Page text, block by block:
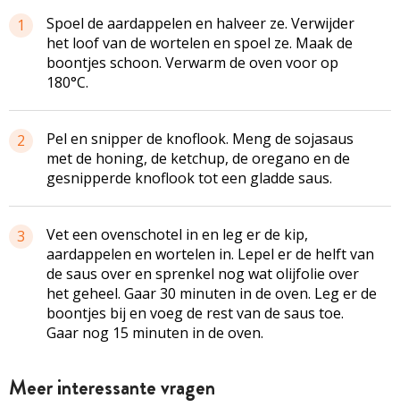
1
Spoel de aardappelen en halveer ze. Verwijder
het loof van de wortelen en spoel ze. Maak de
boontjes schoon. Verwarm de oven voor op
180°C.
2
Pel en snipper de knoflook. Meng de sojasaus
met de honing, de ketchup, de oregano en de
gesnipperde knoflook tot een gladde saus.
3
Vet een ovenschotel in en leg er de kip,
aardappelen en wortelen in. Lepel er de helft van
de saus over en sprenkel nog wat olijfolie over
het geheel. Gaar 30 minuten in de oven. Leg er de
boontjes bij en voeg de rest van de saus toe.
Gaar nog 15 minuten in de oven.
Meer interessante vragen